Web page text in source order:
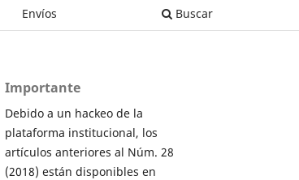
Envíos Buscar
Importante
Debido a un hackeo de la
plataforma institucional, los
artículos anteriores al Núm. 28
(2018) están disponibles en